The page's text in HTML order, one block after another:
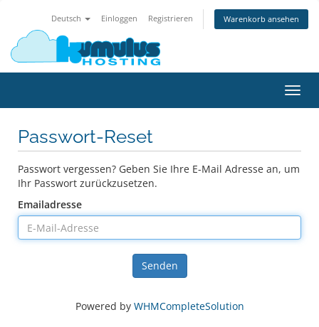
Deutsch Einloggen Registrieren Warenkorb ansehen
ein-/
Passwort-Reset
Passwort vergessen? Geben Sie Ihre E-Mail Adresse an, um
Ihr Passwort zurückzusetzen.
Emailadresse
Senden
Powered by WHMCompleteSolution